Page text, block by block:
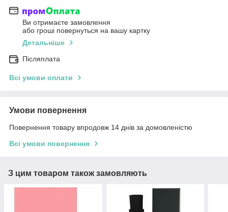
Ви отримаєте замовлення
або гроші повернуться на вашу картку
Детальніше
Післяплата
Всі умови оплати
Умови повернення
Повернення товару впродовж 14 днів за домовленістю
Всі умови повернення
З цим товаром також замовляють